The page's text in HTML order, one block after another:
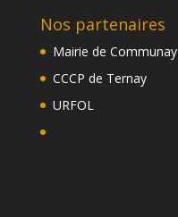
Nos partenaires
Mairie de Communay
CCCP de Ternay
URFOL